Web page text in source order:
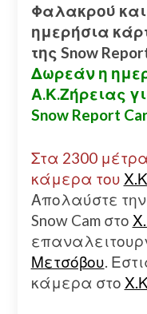
Φαλακρού και
ημερήσια
της Snow
Δωρεάν η
Α.Κ.Ζήρειας
Snow Report
Στα 2300
κάμερα του
Απολαύστε
Snow Cam στο
Μετσόβου.
κάμερα στο